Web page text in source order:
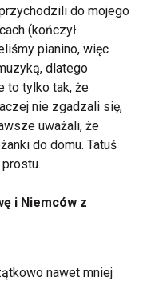
do mojego
(kończył
pianino, więc
dlatego
to tylko tak, że
nie zgadzali się,
uważali, że
do domu. Tatuś
prostu.
i Niemców z
nawet mniej